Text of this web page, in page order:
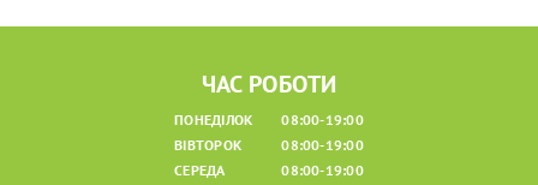
ЧАС РОБОТИ
ПОНЕДІЛОК
08:00-19:00
ВІВТОРОК
08:00-19:00
СЕРЕДА
08:00-19:00